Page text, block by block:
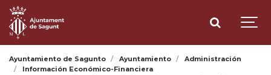
Ayuntamiento de Sagunto Ayuntamiento
Administración
Información Económico-Financiera